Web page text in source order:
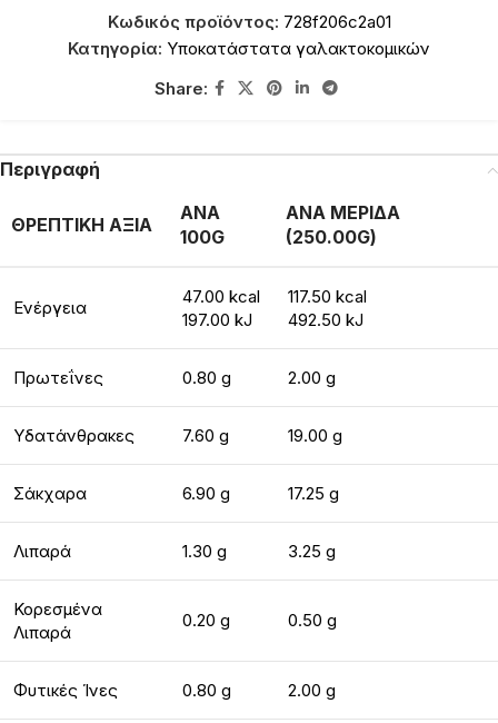
Κωδικός προϊόντος: 728f206c2a01
Κατηγορία: Υποκατάστατα γαλακτοκομικών
Share:
Περιγραφή
ΘΡΕΠΤΙΚΗ ΑΞΙΑ
ΑΝΑ
100G
ΑΝΑ ΜΕΡΙΔΑ
(250.00G)
Ενέργεια
47.00 kcal
197.00 kJ
117.50 kcal
492.50 kJ
Πρωτεΐνες 0.80 g 2.00 g
Υδατάνθρακες 7.60 g 19.00 g
Σάκχαρα 6.90 g 17.25 g
Λιπαρά 1.30 g 3.25 g
Κορεσμένα
Λιπαρά
0.20 g 0.50 g
Φυτικές Ίνες 0.80 g 2.00 g